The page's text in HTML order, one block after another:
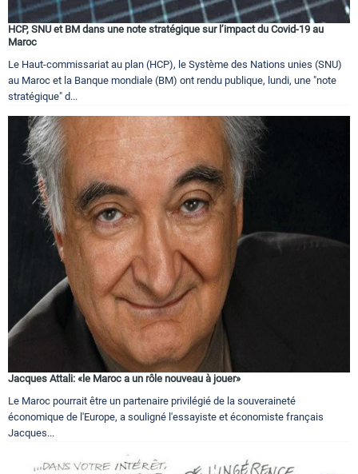
HCP, SNU et BM dans une note stratégique sur l’impact du Covid-19 au
Maroc
Le Haut-commissariat au plan (HCP), le Système des Nations unies (SNU)
au Maroc et la Banque mondiale (BM) ont rendu publique, lundi, une "note
stratégique" d...
Jacques Attali: «le Maroc a un rôle nouveau à jouer»
Le Maroc pourrait être un partenaire privilégié de la souveraineté
économique de l'Europe, a souligné l'essayiste et économiste français
Jacques...